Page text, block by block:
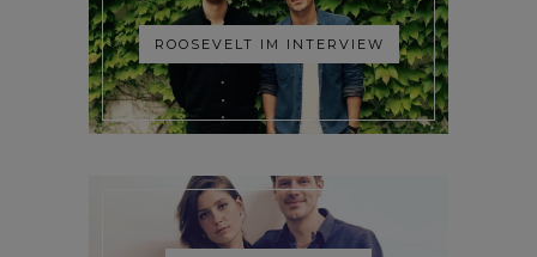
ROOSEVELT IM INTERVIEW